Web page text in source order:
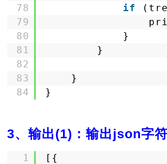
78
79
80
81
82
83
84
if
}
}
}
}
3、输出(1)：输出json字
1
[{